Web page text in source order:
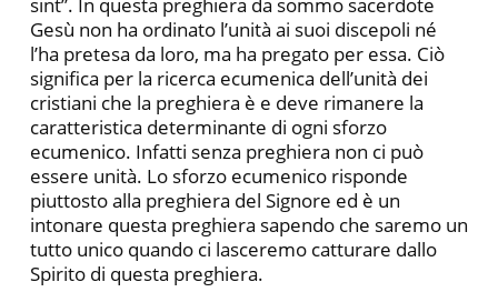
Gesù non ha ordinato l’unità ai suoi discepoli né
l’ha pretesa da loro, ma ha pregato per essa. Ciò
significa per la ricerca ecumenica dell’unità dei
cristiani che la preghiera è e deve rimanere la
caratteristica determinante di ogni sforzo
ecumenico. Infatti senza preghiera non ci può
essere unità. Lo sforzo ecumenico risponde
piuttosto alla preghiera del Signore ed è un
intonare questa preghiera sapendo che saremo un
tutto unico quando ci lasceremo catturare dallo
Spirito di questa preghiera.